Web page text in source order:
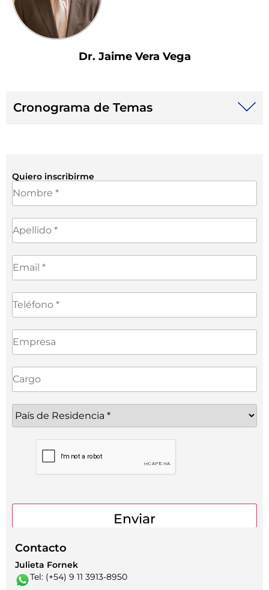
Dr. Jaime Vera Vega
Cronograma de Temas
Quiero inscribirme
Contacto
Julieta Fornek
Tel: (+54) 9 11 3913-8950